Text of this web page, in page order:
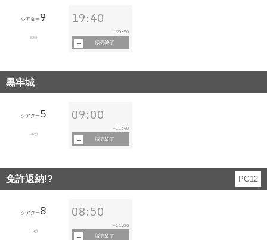
シアター9
62分
19:40
~ 20:50
販売終了
黒牢城
シアター5
147分
09:00
~11:40
販売終了
免許返納!? PG12
シアター8
119分
08:50
~11:00
販売終了